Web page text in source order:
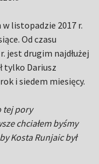
listopadzie 2017 r.
Od czasu
jest drugim najdłużej
tylko Dariusz
i siedem miesięcy.
tej pory
chciałem byśmy
Kosta Runjaic był